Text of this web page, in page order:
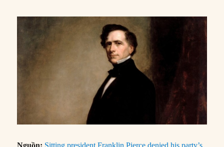
Nguồn: Sitting president Franklin Pierce denied his party’s